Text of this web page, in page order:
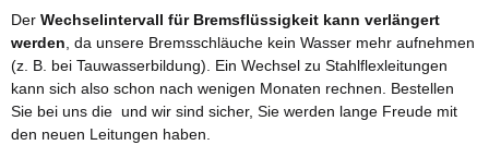
Der Wechselintervall für Bremsflüssigkeit kann verlängert
werden, da unsere Bremsschläuche kein Wasser mehr aufnehmen
(z. B. bei Tauwasserbildung). Ein Wechsel zu Stahlflexleitungen
kann sich also schon nach wenigen Monaten rechnen. Bestellen
Sie bei uns die und wir sind sicher, Sie werden lange Freude mit
den neuen Leitungen haben.